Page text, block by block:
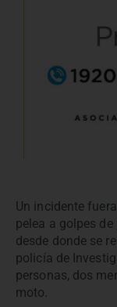
Un incidente
pelea a golpes
desde donde se
policía de
personas, dos
moto.